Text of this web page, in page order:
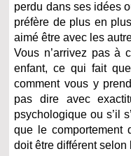
perdu dans ses idées
préfère de plus en
aimé être avec les
Vous n’arrivez pas à
enfant, ce qui fait
comment vous y
pas dire avec
psychologique ou s’il
que le comportement
doit être différent selon